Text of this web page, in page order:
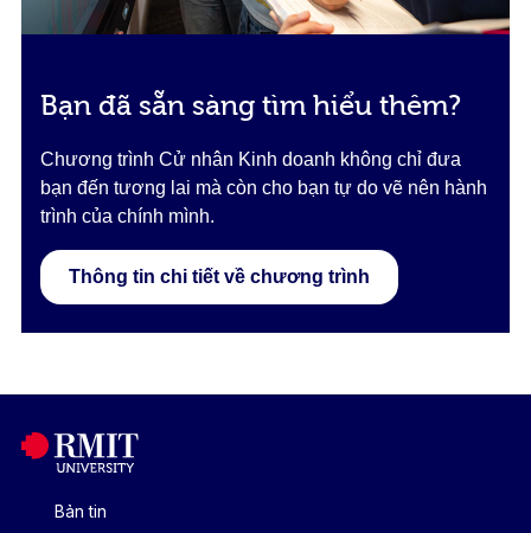
Bạn đã sẵn sàng tìm hiểu thêm?
Chương trình Cử nhân Kinh doanh không chỉ đưa
bạn đến tương lai mà còn cho bạn tự do vẽ nên hành
trình của chính mình.
Thông tin chi tiết về chương trình
Bản tin